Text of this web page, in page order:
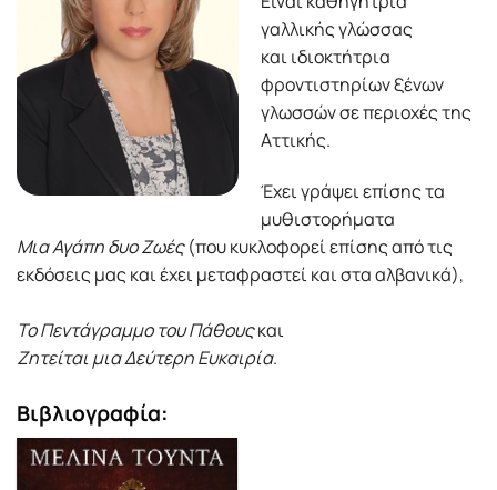
γαλλικής γλώσσας
και ιδιοκτήτρια
φροντιστηρίων ξένων
γλωσσών σε περιοχές της
Αττικής.
Έχει γράψει επίσης τα
μυθιστορήματα
Μια Αγάπη δυο Ζωές(που κυκλοφορεί επίσης από τις
εκδόσεις μας και έχει μεταφραστεί και στα αλβανικά),
Το Πεντάγραμμο του Πάθουςκαι
Ζητείται μια Δεύτερη Ευκαιρία.
Βιβλιογραφία: